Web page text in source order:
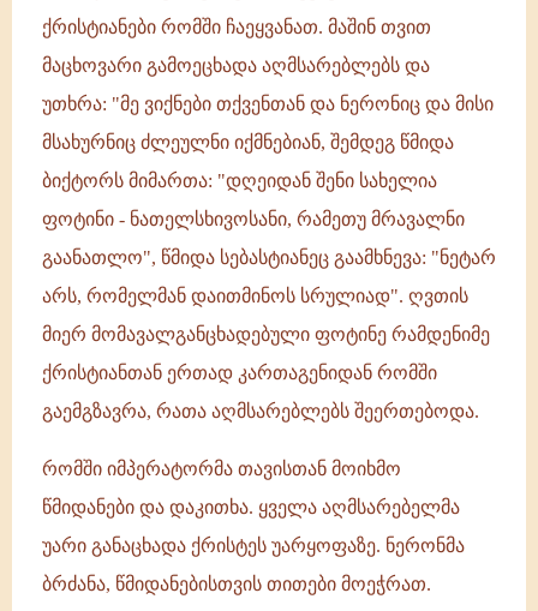
ქრისტიანები რომში ჩაეყვანათ. მაშინ თვით
მაცხოვარი გამოეცხადა აღმსარებლებს და
უთხრა: "მე ვიქნები თქვენთან და ნერონიც და მისი
მსახურნიც ძლეულნი იქმნებიან, შემდეგ წმიდა
ბიქტორს მიმართა: "დღეიდან შენი სახელია
ფოტინი - ნათელსხივოსანი, რამეთუ მრავალნი
გაანათლო", წმიდა სებასტიანეც გაამხნევა: "ნეტარ
არს, რომელმან დაითმინოს სრულიად". ღვთის
მიერ მომავალგანცხადებული ფოტინე რამდენიმე
ქრისტიანთან ერთად კართაგენიდან რომში
გაემგზავრა, რათა აღმსარებლებს შეერთებოდა.
რომში იმპერატორმა თავისთან მოიხმო
წმიდანები და დაკითხა. ყველა აღმსარებელმა
უარი განაცხადა ქრისტეს უარყოფაზე. ნერონმა
ბრძანა, წმიდანებისთვის თითები მოეჭრათ.